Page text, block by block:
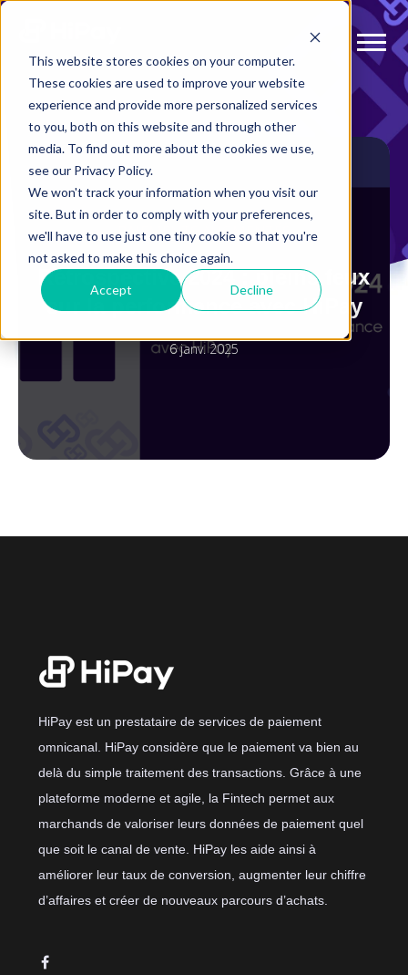
This website stores cookies on your computer.
These cookies are used to improve your website
experience and provide more personalized services
to you, both on this website and through other
media. To find out more about the cookies we use,
see our Privacy Policy.
We won't track your information when you visit our
site. But in order to comply with your preferences,
we'll have to use just one tiny cookie so that you're
not asked to make this choice again.
Accept Decline
PAIEMENTS AUGMENTÉS
Rétrospective 2024 : pleins feux
sur la performance avec HiPay
6 janv. 2025
HiPay est un prestataire de services de paiement
omnicanal. HiPay considère que le paiement va bien au
delà du simple traitement des transactions. Grâce à une
plateforme moderne et agile, la Fintech permet aux
marchands de valoriser leurs données de paiement quel
que soit le canal de vente. HiPay les aide ainsi à
améliorer leur taux de conversion, augmenter leur chiffre
d’affaires et créer de nouveaux parcours d’achats.